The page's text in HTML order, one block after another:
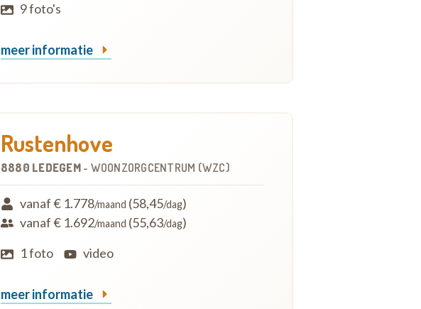
9 foto's
meer informatie
Rustenhove
8880 LEDEGEM - WOONZORGCENTRUM (WZC)
vanaf € 1.778/maand (58,45/dag)
vanaf € 1.692/maand (55,63/dag)
1 foto
video
meer informatie